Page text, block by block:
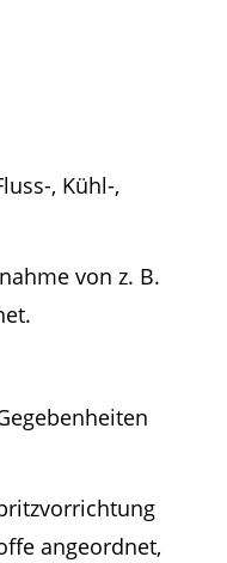
, Kühl-,
von z. B.
angeordnet,